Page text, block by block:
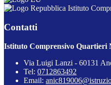
Istituto
Contatti
Istituto Comprensivo Quartieri
Via Luigi Lanzi - 60131
Tel: 0712863492
Email: